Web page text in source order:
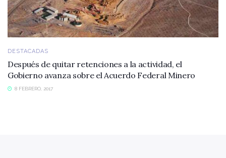
DESTACADAS
Después de quitar retenciones a la actividad, el
Gobierno avanza sobre el Acuerdo Federal Minero
8 FEBRERO, 2017